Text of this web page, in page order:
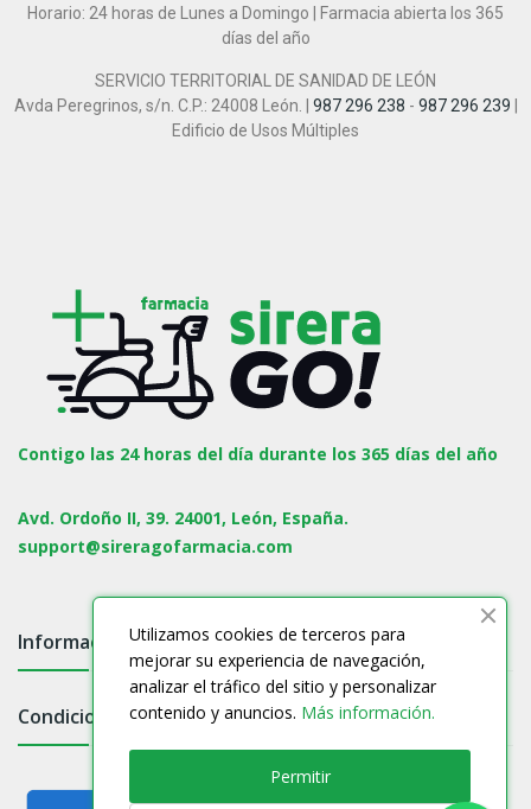
Horario: 24 horas de Lunes a Domingo | Farmacia abierta los 365
días del año
SERVICIO TERRITORIAL DE SANIDAD DE LEÓN
Avda Peregrinos, s/n. C.P.: 24008 León. | 987 296 238 - 987 296 239
Edificio de Usos Múltiples
Contigo las 24 horas del día durante los 365 días del año
Avd. Ordoño II, 39. 24001, León, España.
support@sireragofarmacia.com
Información
Condiciones
Utilizamos cookies de terceros para
mejorar su experiencia de navegación,
analizar el tráfico del sitio y personalizar
contenido y anuncios. Más información.
Permitir